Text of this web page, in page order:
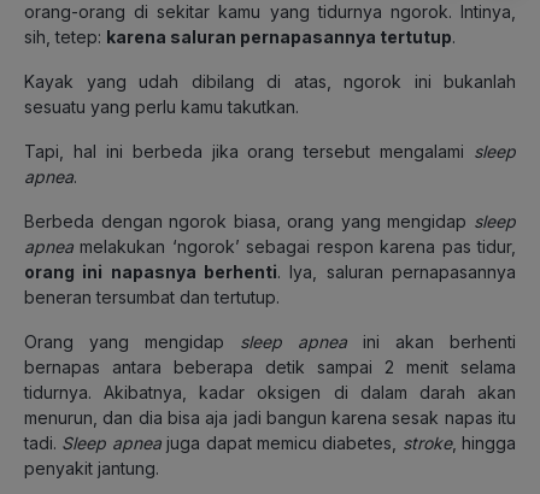
orang-orang di sekitar kamu yang tidurnya ngorok. Intinya,
sih, tetep: karena saluran pernapasannya tertutup.
Kayak yang udah dibilang di atas, ngorok ini bukanlah
sesuatu yang perlu kamu takutkan.
Tapi, hal ini berbeda jika orang tersebut mengalami sleep
apnea.
Berbeda dengan ngorok biasa, orang yang mengidap sleep
apnea melakukan ‘ngorok’ sebagai respon karena pas tidur,
orang ini napasnya berhenti. Iya, saluran pernapasannya
beneran tersumbat dan tertutup.
Orang yang mengidap sleep apnea ini akan berhenti
bernapas antara beberapa detik sampai 2 menit selama
tidurnya. Akibatnya, kadar oksigen di dalam darah akan
menurun, dan dia bisa aja jadi bangun karena sesak napas itu
tadi. Sleep apneajuga dapat memicu diabetes, stroke, hingga
penyakit jantung.